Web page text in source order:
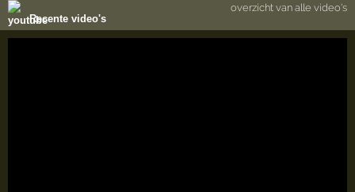
Recente video's
overzicht van alle video's